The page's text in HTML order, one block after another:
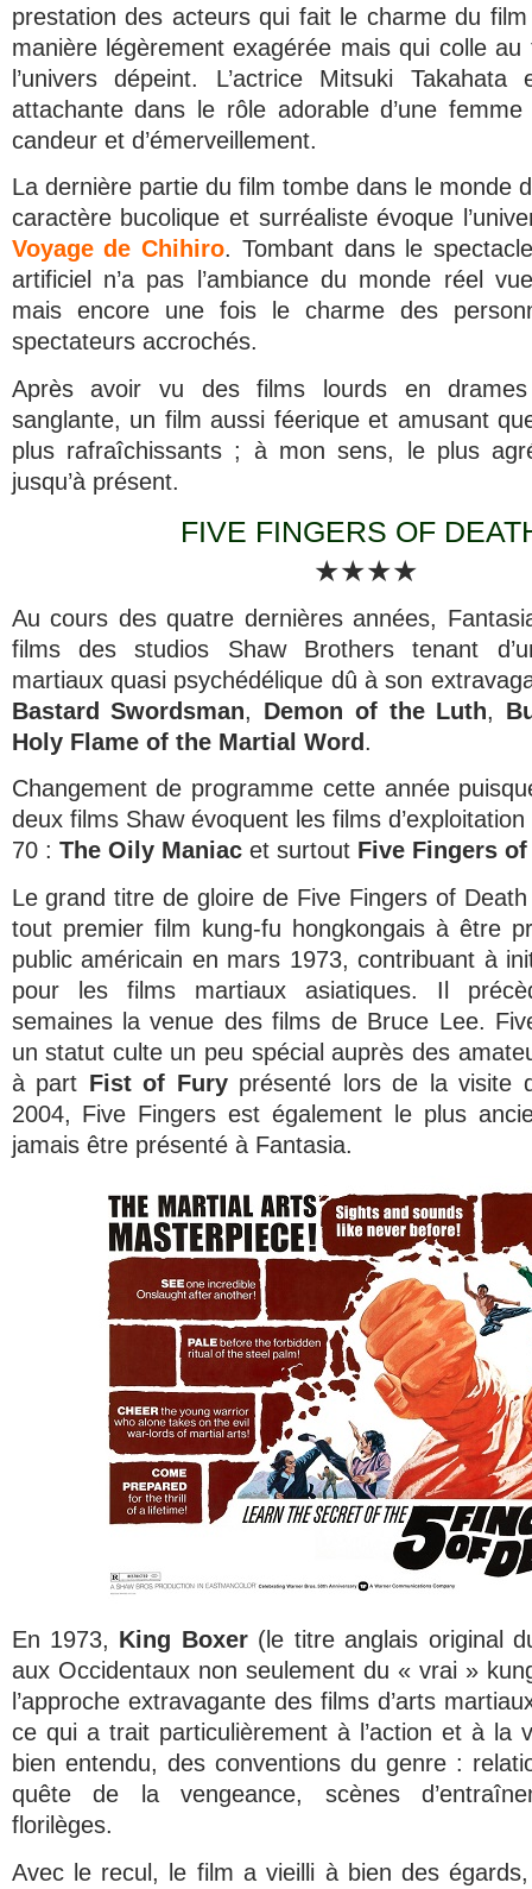
prestation des acteurs qui fait le charme du film
manière légèrement exagérée mais qui colle
l’univers dépeint. L’actrice Mitsuki Takahata
attachante dans le rôle adorable d’une
candeur et d’émerveillement.
La dernière partie du film tombe dans le monde
caractère bucolique et surréaliste évoque
Voyage de Chihiro. Tombant dans le
artificiel n’a pas l’ambiance du monde réel
mais encore une fois le charme des
spectateurs accrochés.
Après avoir vu des films lourds en
sanglante, un film aussi féerique et amusant
plus rafraîchissants ; à mon sens, le plus
jusqu’à présent.
FIVE FINGERS OF
★★★★
Au cours des quatre dernières années,
films des studios Shaw Brothers tenant
martiaux quasi psychédélique dû à son
Bastard Swordsman, Demon of the Luth,
Holy Flame of the Martial Word .
Changement de programme cette année
deux films Shaw évoquent les films
70 : The Oily Maniacet surtout Five Fingers of
Le grand titre de gloire de Five Fingers of Death
tout premier film kung-fu hongkongais à être
public américain en mars 1973, contribuant à
pour les films martiaux asiatiques. Il
semaines la venue des films de Bruce Lee.
un statut culte un peu spécial auprès des
à part Fist of Furyprésenté lors de la visite
2004, Five Fingers est également le plus
jamais être présenté à Fantasia.
En 1973, King Boxer(le titre anglais original
aux Occidentaux non seulement du « vrai »
l’approche extravagante des films d’arts
ce qui a trait particulièrement à l’action et à la
bien entendu, des conventions du genre :
quête de la vengeance, scènes
florilèges.
Avec le recul, le film a vieilli à bien des